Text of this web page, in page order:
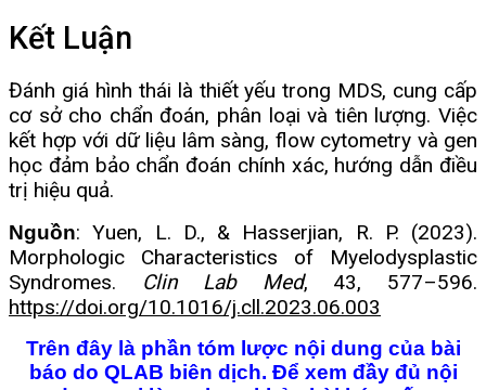
Kết Luận
Đánh giá hình thái là thiết yếu trong MDS, cung cấp
cơ sở cho chẩn đoán, phân loại và tiên lượng. Việc
kết hợp với dữ liệu lâm sàng, flow cytometry và gen
học đảm bảo chẩn đoán chính xác, hướng dẫn điều
trị hiệu quả.
Nguồn: Yuen, L. D., & Hasserjian, R. P. (2023).
Morphologic Characteristics of Myelodysplastic
Syndromes.
Clin Lab Med, 43, 577–596.
https://doi.org/10.1016/j.cll.2023.06.003
Trên đây là phần tóm lược nội dung của bài
báo do QLAB biên dịch. Để xem đầy đủ nội